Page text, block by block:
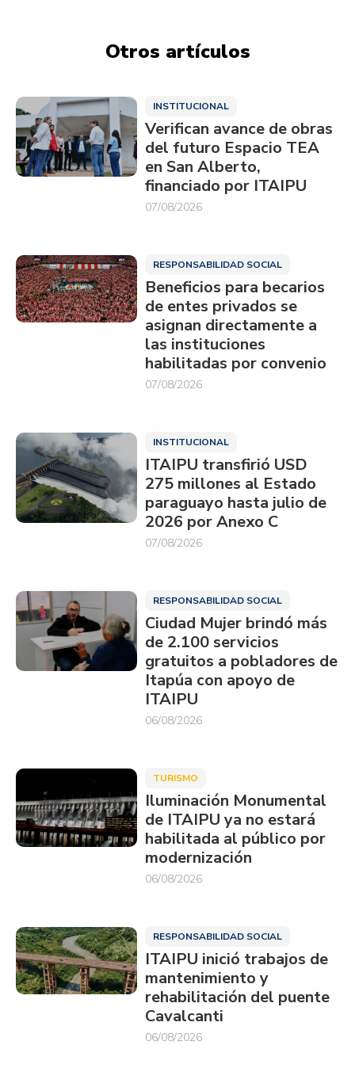
Otros artículos
INSTITUCIONAL
Verifican avance de obras
del futuro Espacio TEA
en San Alberto,
financiado por ITAIPU
07/08/2026
RESPONSABILIDAD SOCIAL
Beneficios para becarios
de entes privados se
asignan directamente a
las instituciones
habilitadas por convenio
07/08/2026
INSTITUCIONAL
ITAIPU transfirió USD
275 millones al Estado
paraguayo hasta julio de
2026 por Anexo C
07/08/2026
RESPONSABILIDAD SOCIAL
Ciudad Mujer brindó más
de 2.100 servicios
gratuitos a pobladores de
Itapúa con apoyo de
ITAIPU
06/08/2026
TURISMO
Iluminación Monumental
de ITAIPU ya no estará
habilitada al público por
modernización
06/08/2026
RESPONSABILIDAD SOCIAL
ITAIPU inició trabajos de
mantenimiento y
rehabilitación del puente
Cavalcanti
06/08/2026